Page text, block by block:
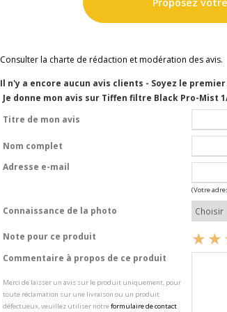
Consulter la charte de rédaction et modération des avis.
Il n'y a encore aucun avis clients - Soyez le
Je donne mon avis sur Tiffen filtre Black Pro-Mist
Titre de mon avis
Nom complet
Adresse e-mail
(Votre
Connaissance de la photo
Note pour ce produit
Commentaire à propos de ce produit
Merci de laisser un avis sur le produit uniquement, pour
toute réclamation sur une livraison ou un produit
défectueux, veuillez utiliser notreformulaire de contact.